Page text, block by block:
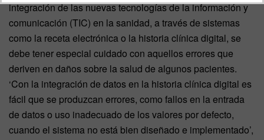
integración de las nuevas tecnologías de la información y
comunicación (TIC) en la sanidad, a través de sistemas
como la receta electrónica o la historia clínica digital, se
debe tener especial cuidado con aquellos errores que
deriven en daños sobre la salud de algunos pacientes.
‘Con la integración de datos en la historia clínica digital es
fácil que se produzcan errores, como fallos en la entrada
de datos o uso inadecuado de los valores por defecto,
cuando el sistema no está bien diseñado e implementado’,